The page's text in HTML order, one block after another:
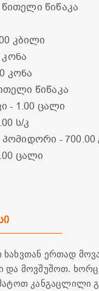
წიწაკა
კბილი
კონა
კონა
წიწაკა
- 1.00 ცალი
ს/კ
პომიდორი - 700.00
ცალი
ერთად
და მოვშუშოთ.
კანგაცლილი